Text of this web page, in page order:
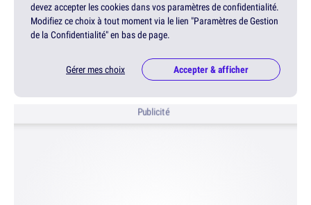
devez accepter les cookies dans vos paramètres de confidentialité.
Modifiez ce choix à tout moment via le lien "Paramètres de Gestion
de la Confidentialité" en bas de page.
Gérer mes choix Accepter & afficher
Publicité